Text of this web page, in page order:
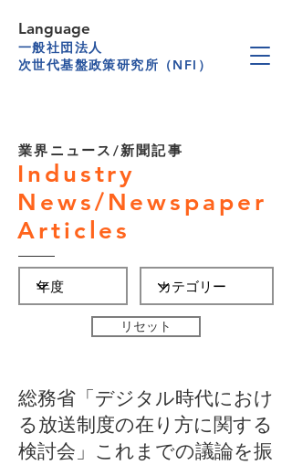
一般社団法人
次世代基盤政策研究所（NFI）
Language
業界ニュース/新聞記事
Industry
News/Newspaper
Articles
リセット
総務省「デジタル時代におけ
る放送制度の在り方に関する
検討会」これまでの議論を振